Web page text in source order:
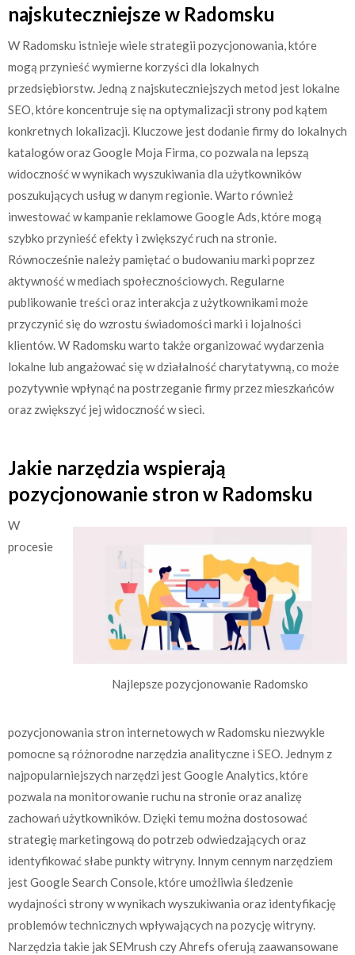
najskuteczniejsze w Radomsku
W Radomsku istnieje wiele strategii pozycjonowania, które
mogą przynieść wymierne korzyści dla lokalnych
przedsiębiorstw. Jedną z najskuteczniejszych metod jest lokalne
SEO, które koncentruje się na optymalizacji strony pod kątem
konkretnych lokalizacji. Kluczowe jest dodanie firmy do lokalnych
katalogów oraz Google Moja Firma, co pozwala na lepszą
widoczność w wynikach wyszukiwania dla użytkowników
poszukujących usług w danym regionie. Warto również
inwestować w kampanie reklamowe Google Ads, które mogą
szybko przynieść efekty i zwiększyć ruch na stronie.
Równocześnie należy pamiętać o budowaniu marki poprzez
aktywność w mediach społecznościowych. Regularne
publikowanie treści oraz interakcja z użytkownikami może
przyczynić się do wzrostu świadomości marki i lojalności
klientów. W Radomsku warto także organizować wydarzenia
lokalne lub angażować się w działalność charytatywną, co może
pozytywnie wpłynąć na postrzeganie firmy przez mieszkańców
oraz zwiększyć jej widoczność w sieci.
Jakie narzędzia wspierają
pozycjonowanie stron w Radomsku
Najlepsze pozycjonowanie Radomsko
W
procesie
pozycjonowania stron internetowych w Radomsku niezwykle
pomocne są różnorodne narzędzia analityczne i SEO. Jednym z
najpopularniejszych narzędzi jest Google Analytics, które
pozwala na monitorowanie ruchu na stronie oraz analizę
zachowań użytkowników. Dzięki temu można dostosować
strategię marketingową do potrzeb odwiedzających oraz
identyfikować słabe punkty witryny. Innym cennym narzędziem
jest Google Search Console, które umożliwia śledzenie
wydajności strony w wynikach wyszukiwania oraz identyfikację
problemów technicznych wpływających na pozycję witryny.
Narzędzia takie jak SEMrush czy Ahrefs oferują zaawansowane